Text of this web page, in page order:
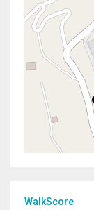
WalkScore